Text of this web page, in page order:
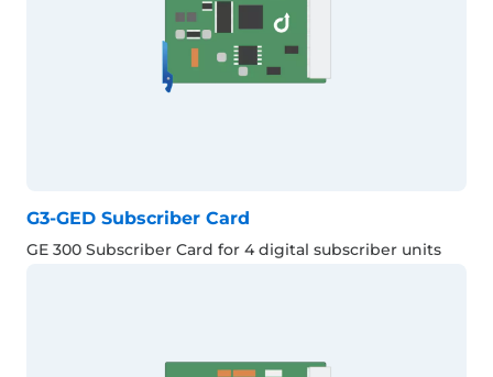
G3-GED Subscriber Card
GE 300 Subscriber Card for 4 digital subscriber units